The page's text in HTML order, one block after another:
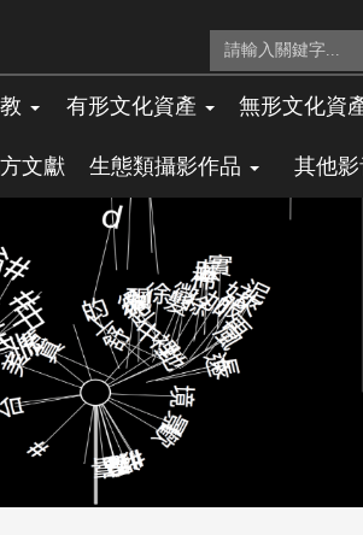
有形文化資產 無形文化資
文獻 生態類攝影作品 其他